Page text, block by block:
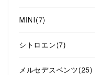
MINI(7)
シトロエン(7)
メルセデスベンツ(25)